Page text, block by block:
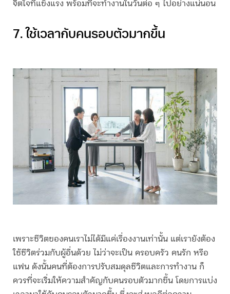
จิตใจที่แข็งแรง พร้อมที่จะทำงานในวันต่อ ๆ ไปอย่างแน่นอน
7. ใช้เวลากับคนรอบตัวมากขึ้น
เพราะชีวิตของคนเราไม่ได้มีแค่เรื่องงานเท่านั้น แต่เรายังต้อง
ใช้ชีวิตร่วมกับผู้อื่นด้วย ไม่ว่าจะเป็น ครอบครัว คนรัก หรือ
แฟน ดังนั้นคนที่ต้องการปรับสมดุลชีวิตและการทำงาน ก็
ควรที่จะเริ่มให้ความสำคัญกับคนรอบตัวมากขึ้น โดยการแบ่ง